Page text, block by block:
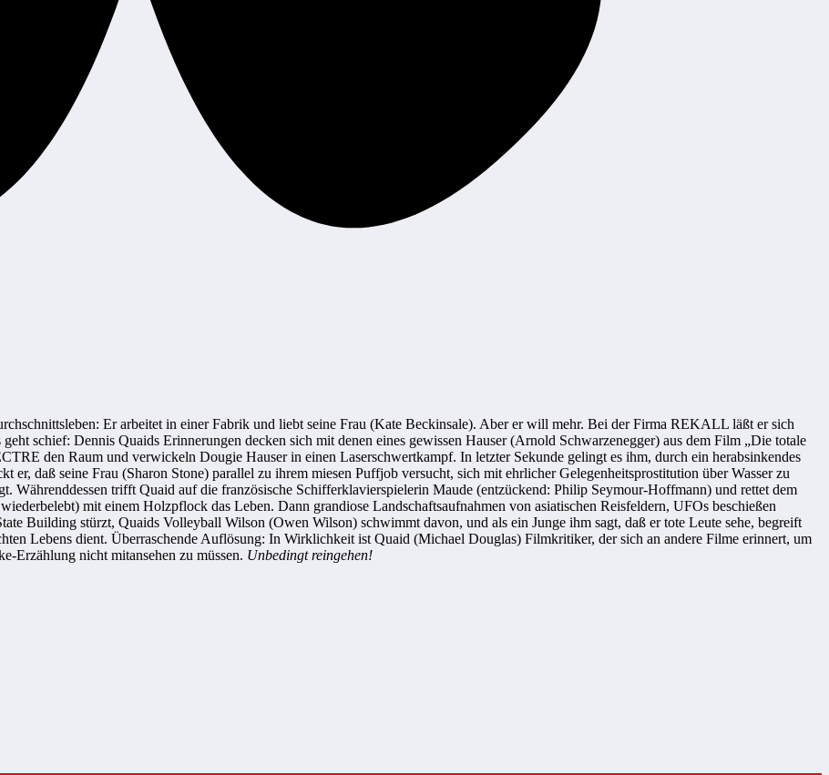
Er arbeitet in einer Fabrik und liebt seine Frau (Kate Beckinsale). Aber er will mehr. Bei der Firma REKALL läßt er sich
schief: Dennis Quaids Erinnerungen decken sich mit denen eines gewissen Hauser (Arnold Schwarzenegger) aus dem Film „Die totale
den Raum und verwickeln Dougie Hauser in einen Laserschwertkampf. In letzter Sekunde gelingt es ihm, durch ein herabsinkendes
er, daß seine Frau (Sharon Stone) parallel zu ihrem miesen Puffjob versucht, sich mit ehrlicher Gelegenheitsprostitution über Wasser zu
Währenddessen trifft Quaid auf die französische Schifferklavierspielerin Maude (entzückend: Philip Seymour-Hoffmann) und rettet dem
mit einem Holzpflock das Leben. Dann grandiose Landschaftsaufnahmen von asiatischen Reisfeldern, UFOs beschießen
Building stürzt, Quaids Volleyball Wilson (Owen Wilson) schwimmt davon, und als ein Junge ihm sagt, daß er tote Leute sehe, begreift
Lebens dient. Überraschende Auflösung: In Wirklichkeit ist Quaid (Michael Douglas) Filmkritiker, der sich an andere Filme erinnert, um
Erzählung nicht mitansehen zu müssen. Unbedingt reingehen!